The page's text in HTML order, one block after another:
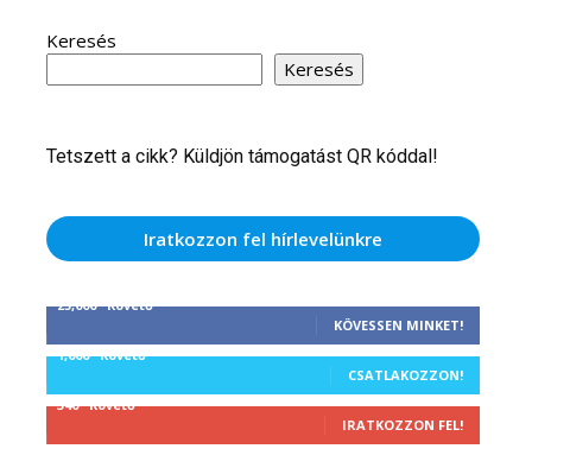
Keresés
Keresés
Tetszett a cikk? Küldjön támogatást QR kóddal!
Iratkozzon fel hírlevelünkre
25,000 Követő
KÖVESSEN MINKET!
1,000 Követő
CSATLAKOZZON!
340 Követő
IRATKOZZON FEL!